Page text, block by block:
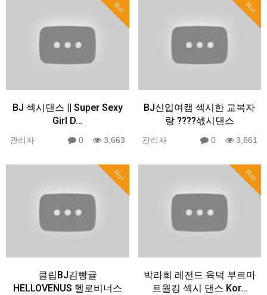
Hot
BJ 섹시댄스 || Super Sexy
Girl D…
관리자 0 3,663
Hot
BJ신입여캠 섹시한 교복자
랑 ????섻시댄스
관리자 0 3,661
Hot
클립BJ김빵귤
HELLOVENUS 헬로비너스
Hot
박라희 레전드 육덕 부르마
트월킹 섹시 댄스 Kor…